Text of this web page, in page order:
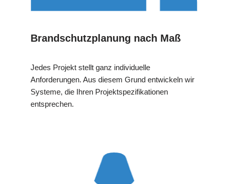
Brandschutzplanung nach Maß
Jedes Projekt stellt ganz individuelle
Anforderungen. Aus diesem Grund entwickeln wir
Systeme, die Ihren Projektspezifikationen
entsprechen.